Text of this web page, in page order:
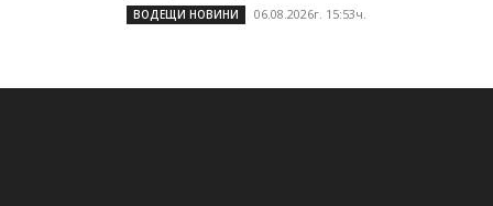
ВОДЕЩИ НОВИНИ 06.08.2026г. 15:53ч.